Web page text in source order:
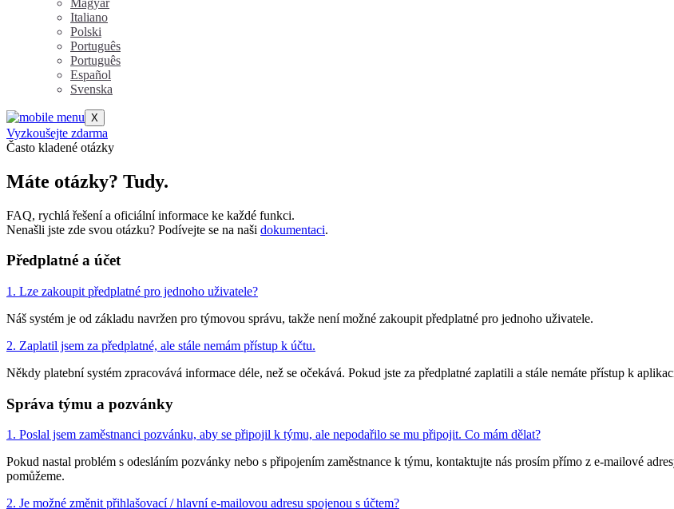
Italiano
Polski
Português
Português
Español
Svenska
X
Vyzkoušejte zdarma
Často kladené otázky
Máte otázky? Tudy.
FAQ, rychlá řešení a oficiální informace ke každé funkci.
Nenašli jste zde svou otázku? Podívejte se na naši dokumentaci.
Předplatné a účet
1. Lze zakoupit předplatné pro jednoho uživatele?
Náš systém je od základu navržen pro týmovou správu, takže není možné zakoupit předplatné pro jednoho uživatele.
2. Zaplatil jsem za předplatné, ale stále nemám přístup k účtu.
Někdy platební systém zpracovává informace déle, než se očekává. Pokud jste za předplatné zaplatili a stále nemáte přístup k
Správa týmu a pozvánky
1. Poslal jsem zaměstnanci pozvánku, aby se připojil k týmu, ale nepodařilo se mu připojit. Co mám dělat?
Pokud nastal problém s odesláním pozvánky nebo s připojením zaměstnance k týmu, kontaktujte nás prosím přímo z e-mailové
pomůžeme.
2. Je možné změnit přihlašovací / hlavní e-mailovou adresu spojenou s účtem?